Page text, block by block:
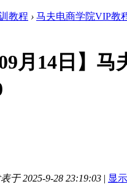
教程 › 马夫电商学院VIP教
09月14日】
于 2025-9-28 23:19:03 | 显